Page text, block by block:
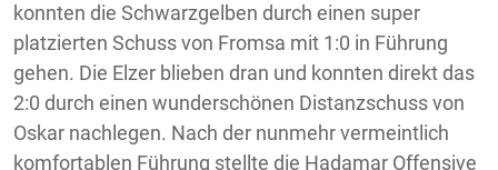
konnten die Schwarzgelben durch einen super
platzierten Schuss von Fromsa mit 1:0 in Führung
gehen. Die Elzer blieben dran und konnten direkt das
2:0 durch einen wunderschönen Distanzschuss von
Oskar nachlegen. Nach der nunmehr vermeintlich
komfortablen Führung stellte die Hadamar Offensive